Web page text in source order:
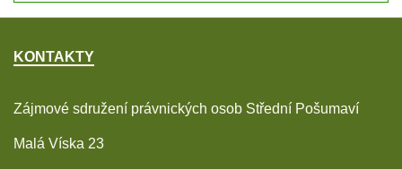
KONTAKTY
Zájmové sdružení právnických osob Střední Pošumaví
Malá Víska 23